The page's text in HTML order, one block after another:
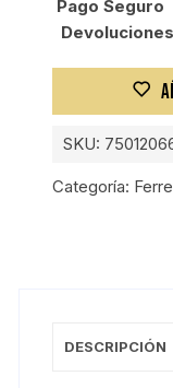
COMFORT
GRIP
cantidad
Pago Seguro
SKU:
Categoría:
DESCRIPCIÓN